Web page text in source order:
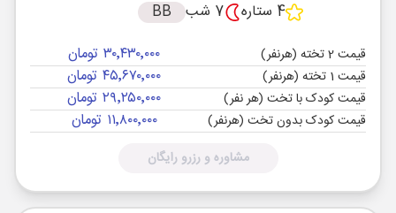
4 ستاره
7 شب BB
قیمت 2 تخته (هرنفر) ۳۰٬۴۳۰٬۰۰۰ تومان
قیمت 1 تخته (هرنفر) ۴۵٬۶۷۰٬۰۰۰ تومان
قیمت کودک با تخت (هر نفر) ۲۹٬۲۵۰٬۰۰۰ تومان
قیمت کودک بدون تخت (هرنفر) ۱۱٬۸۰۰٬۰۰۰ تومان
مشاوره و رزرو رایگان